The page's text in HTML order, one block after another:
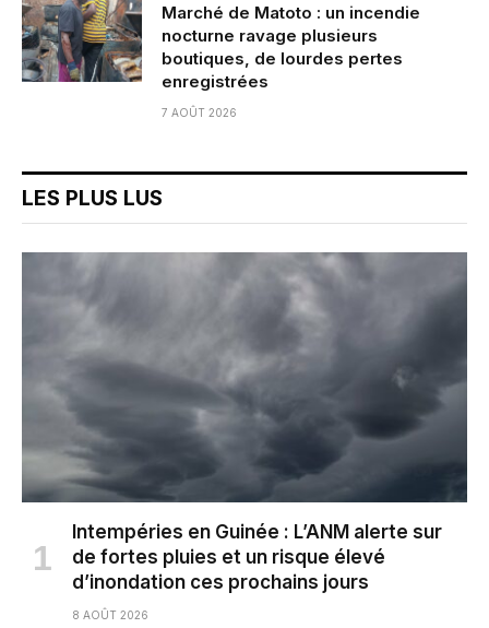
Marché de Matoto : un incendie
nocturne ravage plusieurs
boutiques, de lourdes pertes
enregistrées
7 AOÛT 2026
LES PLUS LUS
Intempéries en Guinée : L’ANM alerte sur
de fortes pluies et un risque élevé
d’inondation ces prochains jours
8 AOÛT 2026